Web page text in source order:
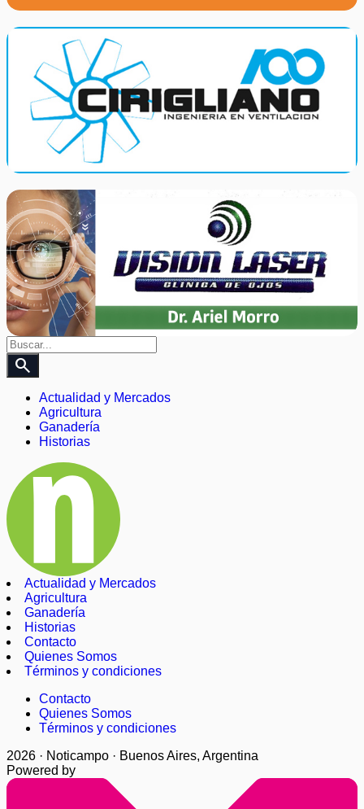
search
Actualidad y Mercados
Agricultura
Ganadería
Historias
Actualidad y Mercados
Agricultura
Ganadería
Historias
Contacto
Quienes Somos
Términos y condiciones
Contacto
Quienes Somos
Términos y condiciones
2026 · Noticampo · Buenos Aires, Argentina
Powered by